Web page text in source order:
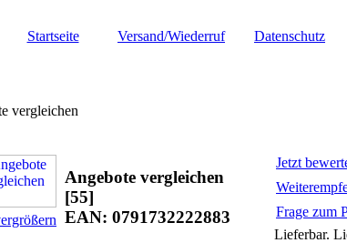
Startseite Versand/Wiederruf Datenschutz
vergleichen
Angebote vergleichen
[55]
EAN: 0791732222883
Jetzt
Frage zum
Lieferbar.